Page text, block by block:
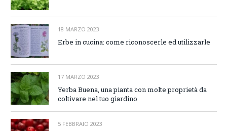
18 MARZO 2023
Erbe in cucina: come riconoscerle ed utilizzarle
17 MARZO 2023
Yerba Buena, una pianta con molte proprietà da
coltivare nel tuo giardino
5 FEBBRAIO 2023